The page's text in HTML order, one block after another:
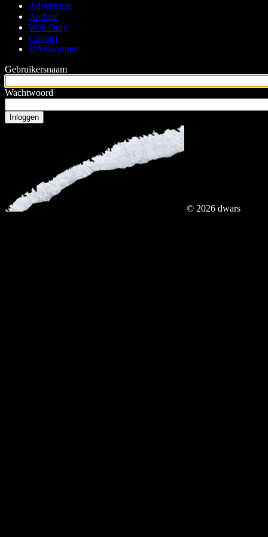
hoofdmenu
Adverteren
Archief
Web Only
Contact
UAntwerpen
Gebruikersnaam
Wachtwoord
© 2026 dwars